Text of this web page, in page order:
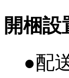
開梱
●配